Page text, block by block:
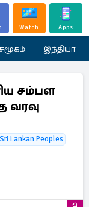
Watch Apps
சமூகம் இந்தியா
சம்பள
வரவு
Sri Lankan Peoples